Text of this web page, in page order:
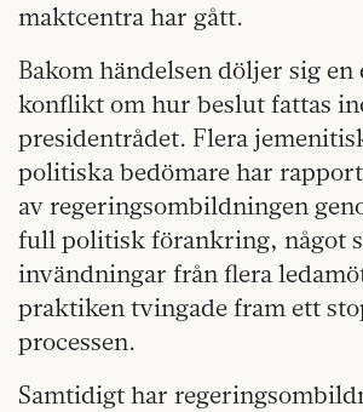
maktcentra har gått.
Bakom händelsen döljer sig en
konflikt om hur beslut fattas
presidentrådet. Flera
politiska bedömare har
av regeringsombildningen
full politisk förankring, något
invändningar från flera
praktiken tvingade fram ett
processen.
Samtidigt har